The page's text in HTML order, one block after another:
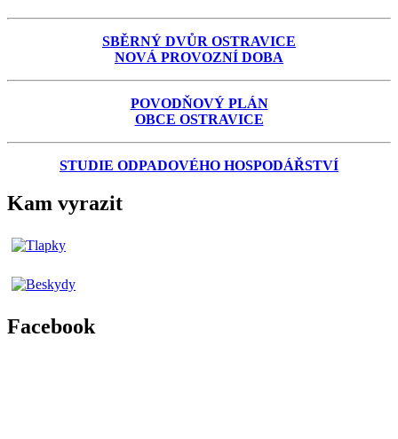
SBĚRNÝ DVŮR OSTRAVICE
NOVÁ PROVOZNÍ DOBA
POVODŇOVÝ PLÁN
OBCE OSTRAVICE
STUDIE ODPADOVÉHO HOSPODÁŘSTVÍ
Kam vyrazit
Facebook